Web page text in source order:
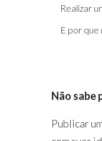
Realizar
E por
Não sabe
Publicar